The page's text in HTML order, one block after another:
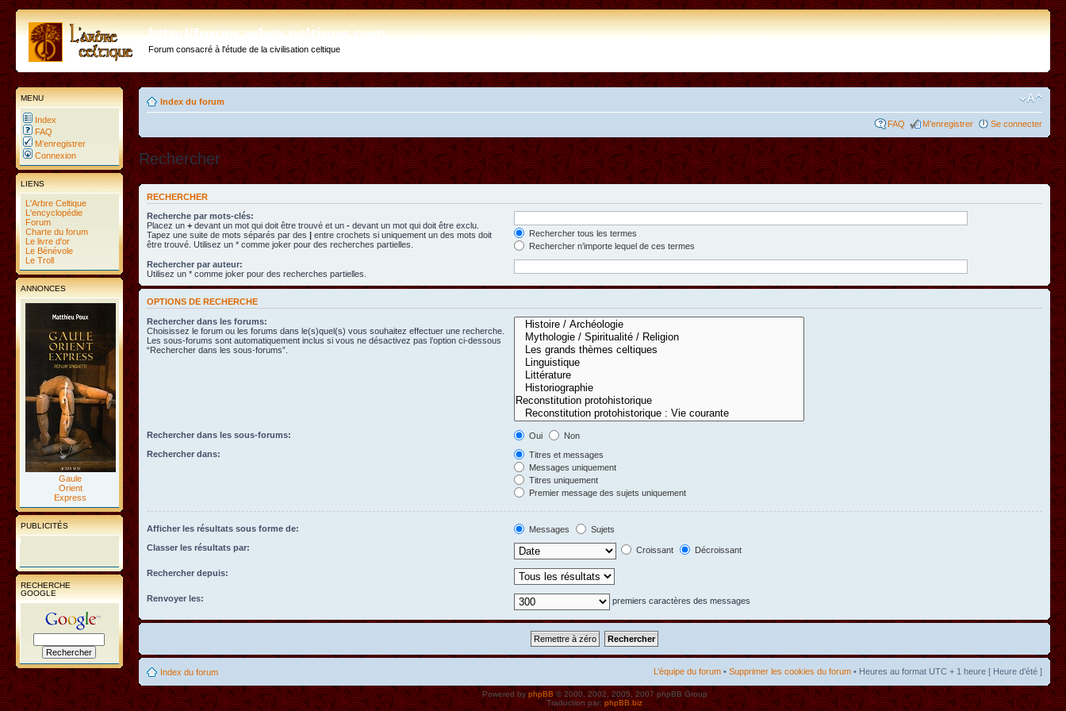
http://forum.arbre-celtique.com
Forum consacré à l'étude de la civilisation celtique
MENU
Index
FAQ
M’enregistrer
Connexion
LIENS
L'Arbre Celtique
L'encyclopédie
Forum
Charte du forum
Le livre d'or
Le Bénévole
Le Troll
ANNONCES
Gaule
Orient
Express
PUBLICITÉS
RECHERCHE
GOOGLE
Index du forum
FAQ M’enregistrer Se connecter
Rechercher
RECHERCHER
Recherche par mots-clés:
Placez un + devant un mot qui doit être trouvé et un - devant un mot qui doit être exclu.
Tapez une suite de mots séparés par des | entre crochets si uniquement un des mots doit
être trouvé. Utilisez un * comme joker pour des recherches partielles.
Rechercher tous les termes
Rechercher n’importe lequel de ces termes
Rechercher par auteur:
Utilisez un * comme joker pour des recherches partielles.
OPTIONS DE RECHERCHE
Rechercher dans les forums:
Choisissez le forum ou les forums dans le(s)quel(s) vous souhaitez effectuer une recherche.
Les sous-forums sont automatiquement inclus si vous ne désactivez pas l’option ci-dessous
“Rechercher dans les sous-forums”.
Rechercher dans les sous-forums: Oui
Non
Rechercher dans:
Titres et messages
Messages uniquement
Titres uniquement
Premier message des sujets uniquement
Afficher les résultats sous forme de: Messages
Sujets
Classer les résultats par:
Croissant Décroissant
Rechercher depuis:
Renvoyer les: premiers caractères des messages
Index du forum L’équipe du forum • Supprimer les cookies du forum • Heures au format UTC + 1 heure [ Heure d’été ]
Powered byphpBB© 2000, 2002, 2005, 2007 phpBB Group
Traduction par: phpBB.biz